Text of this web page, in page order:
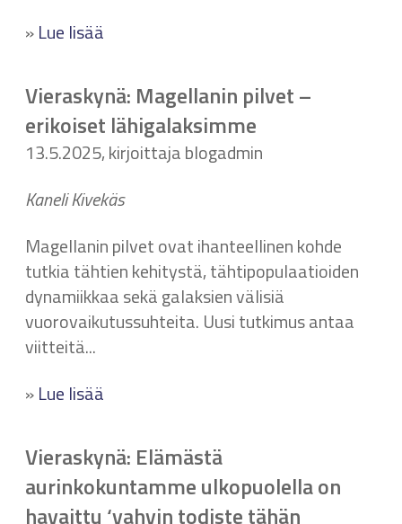
»Lue lisää
Vieraskynä: Magellanin pilvet –
erikoiset lähigalaksimme
13.5.2025, kirjoittaja blogadmin
Kaneli Kivekäs
Magellanin pilvet ovat ihanteellinen kohde
tutkia tähtien kehitystä, tähtipopulaatioiden
dynamiikkaa sekä galaksien välisiä
vuorovaikutussuhteita. Uusi tutkimus antaa
viitteitä...
»Lue lisää
Vieraskynä: Elämästä
aurinkokuntamme ulkopuolella on
havaittu ‘vahvin todiste tähän